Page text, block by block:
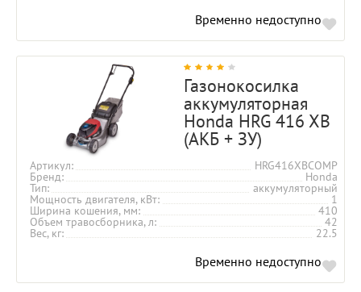
Временно недоступно
Газонокосилка
аккумуляторная
Honda HRG 416 XB
(АКБ + ЗУ)
Артикул HRG416XBCOMP
Бренд Honda
Тип аккумуляторный
Мощность двигателя, кВт 1
Ширина кошения, мм 410
Объем травосборника, л 42
Вес, кг 22.5
Временно недоступно